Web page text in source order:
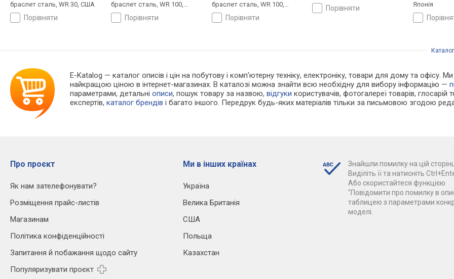
браслет сталь, WR 30, США
порівняти
браслет сталь, WR 100,
Японіяпорівняти
браслет сталь, WR 100,
Японіяпорівняти
порівняти
Японія
Каталог
E-Katalog — каталог описів і цін на побутову і комп'ютерну техніку, електроніку, товари для дому та офісу.
найкращою ціною в інтернет-магазинах. В каталозі можна знайти всю необхідну для вибору інформацію —
параметрами, детальніописи, пошук товару за назвою,відгуки користувачів, фотогалереї товарів, глосарій
експертів,каталог брендів і багато іншого. Передрук будь-яких матеріалів тільки за письмовою згодою
Про проєкт
Як нам зателефонувати?
Розміщення прайс-листів
Магазинам
Політика конфіденційності
Запитання й побажання щодо сайту
Популяризувати проєкт
Ми в інших країнах
Україна
Велика Британія
США
Польща
Казахстан
Знайшли помилку на цій
Виділіть її та натисніть
Або скористайтеся функцією
"Повідомити про помилку в
таблицею з параметрами
моделі.